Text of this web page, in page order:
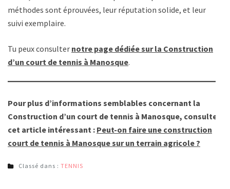
méthodes sont éprouvées, leur réputation solide, et leur
suivi exemplaire.
Tu peux consulter notre page dédiée sur la Construction
d’un court de tennis à Manosque.
Pour plus d’informations semblables concernant la
Construction d’un court de tennis à Manosque, consulter
cet article intéressant : Peut-on faire une construction
court de tennis à Manosque sur un terrain agricole ?
Classé dans : TENNIS